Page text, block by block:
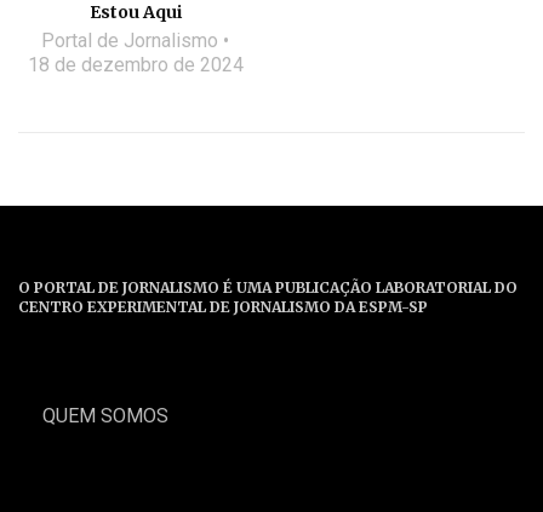
Estou Aqui
Portal de Jornalismo
18 de dezembro de 2024
O PORTAL DE JORNALISMO É UMA PUBLICAÇÃO LABORATORIAL DO
CENTRO EXPERIMENTAL DE JORNALISMO DA ESPM-SP
QUEM SOMOS